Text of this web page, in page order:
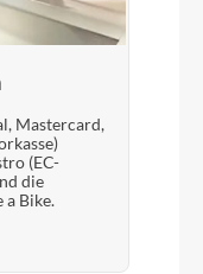
Mastercard,
(EC-
die
a Bike.